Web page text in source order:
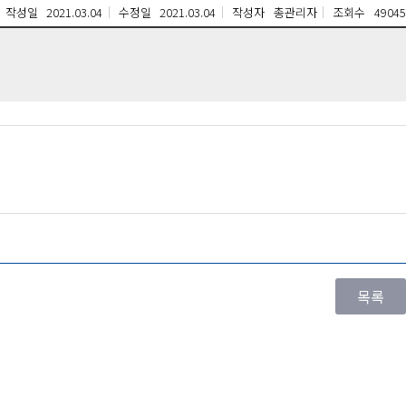
작성일 2021.03.04 수정일 2021.03.04 작성자 총관리자 조회수 49045